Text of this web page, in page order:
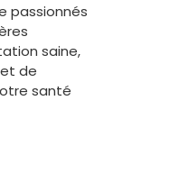
passionnés
saine,
de
santé